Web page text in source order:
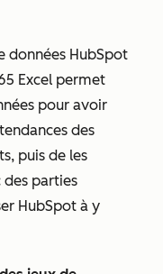
données HubSpot
Excel permet
pour avoir
des
puis de les
parties
HubSpot à y